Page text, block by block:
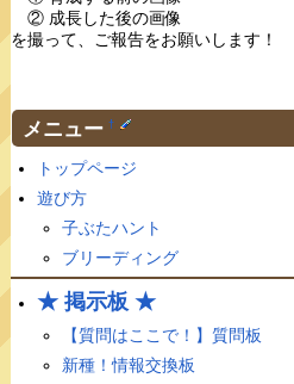
② 成長した後の画像
を撮って、ご報告をお願いします！
メニュー †
トップページ
遊び方
子ぶたハント
ブリーディング
★ 掲示板 ★
【質問はここで！】質問板
新種！情報交換板